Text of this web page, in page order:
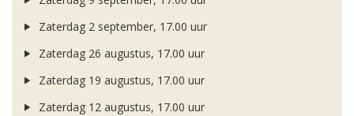
Zaterdag 2 september, 17.00 uur
Zaterdag 26 augustus, 17.00 uur
Zaterdag 19 augustus, 17.00 uur
Zaterdag 12 augustus, 17.00 uur